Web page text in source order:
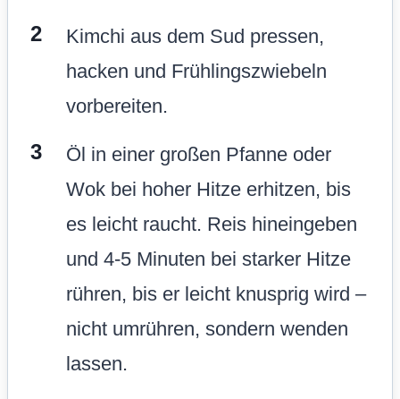
Kimchi aus dem Sud pressen,
hacken und Frühlingszwiebeln
vorbereiten.
Öl in einer großen Pfanne oder
Wok bei hoher Hitze erhitzen, bis
es leicht raucht. Reis hineingeben
und 4-5 Minuten bei starker Hitze
rühren, bis er leicht knusprig wird –
nicht umrühren, sondern wenden
lassen.